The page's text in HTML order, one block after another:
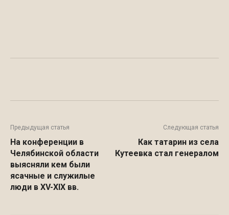
Предыдущая статья
На конференции в
Челябинской области
выясняли кем были
ясачные и служилые
люди в XV-XIX вв.
Следующая статья
Как татарин из села
Кутеевка стал генералом